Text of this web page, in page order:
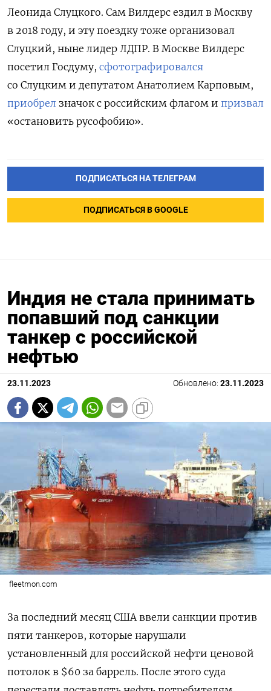
Леонида Слуцкого. Сам Вилдерс ездил в Москву
в 2018 году, и эту поездку тоже организовал
Слуцкий, ныне лидер ЛДПР. В Москве Вилдерс
посетил Госдуму, сфотографировался
со Слуцким и депутатом Анатолием Карповым,
приобрел значок с российским флагом и призвал
«остановить русофобию».
ПОДПИСАТЬСЯ НА ТЕЛЕГРАМ
ПОДПИСАТЬСЯ В GOOGLE
Индия не стала принимать
попавший под санкции
танкер с российской
нефтью
23.11.2023 Обновлено: 23.11.2023
fleetmon.com
За последний месяц США ввели санкции против
пяти танкеров, которые нарушали
установленный для российской нефти ценовой
потолок в $60 за баррель. После этого суда